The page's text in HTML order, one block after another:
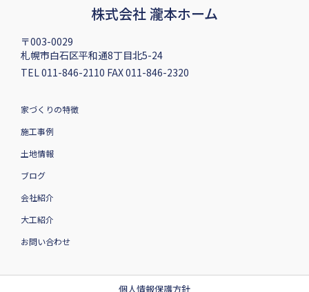
株式会社 瀧本ホーム
〒003-0029
札幌市白石区平和通8丁目北5-24
TEL 011-846-2110 FAX 011-846-2320
家づくりの特徴
施工事例
土地情報
ブログ
会社紹介
大工紹介
お問い合わせ
個人情報保護方針